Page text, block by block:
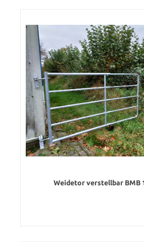
Weidetor verstellbar BMB